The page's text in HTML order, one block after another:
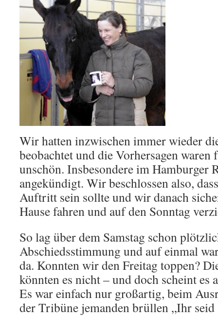
Wir hatten inzwischen immer wieder
beobachtet und die Vorhersagen waren
unschön. Insbesondere im Hamburger
angekündigt. Wir beschlossen also,
Auftritt sein sollte und wir danach
Hause fahren und auf den Sonntag
So lag über dem Samstag schon
Abschiedsstimmung und auf einmal
da. Konnten wir den Freitag toppen?
könnten es nicht – und doch scheint es
Es war einfach nur großartig, beim
der Tribüne jemanden brüllen „Ihr